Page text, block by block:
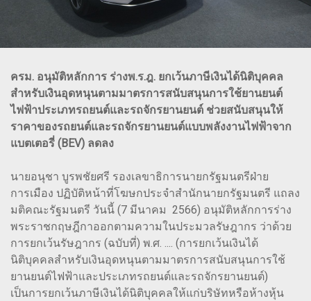
ครม. อนุมัติหลักการ ร่างพ.ร.ฎ. ยกเว้นภาษีเงินได้นิติบุคคล
สำหรับเงินอุดหนุนตามมาตรการสนับสนุนการใช้ยานยนต์
ไฟฟ้าประเภทรถยนต์และรถจักรยานยนต์ ช่วยสนับสนุนให้
ราคาของรถยนต์และรถจักรยานยนต์แบบพลังงานไฟฟ้าจาก
แบตเตอรี่ (BEV) ลดลง
นายอนุชา บูรพชัยศรี รองเลขาธิการนายกรัฐมนตรีฝ่าย
การเมือง ปฏิบัติหน้าที่โฆษกประจำสำนักนายกรัฐมนตรี แถลง
มติคณะรัฐมนตรี วันนี้ (7 มีนาคม 2566) อนุมัติหลักการร่าง
พระราชกฤษฎีกาออกตามความในประมวลรัษฎากร ว่าด้วย
การยกเว้นรัษฎากร (ฉบับที่) พ.ศ. .... (การยกเว้นเงินได้
นิติบุคคลสำหรับเงินอุดหนุนตามมาตรการสนับสนุนการใช้
ยานยนต์ไฟฟ้าและประเภทรถยนต์และรถจักรยานยนต์)
เป็นการยกเว้นภาษีเงินได้นิติบุคคลให้แก่บริษัทหรือห้างหุ้น